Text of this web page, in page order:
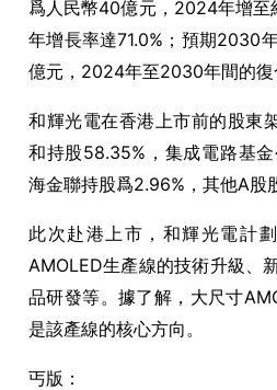
爲人民幣40億元， 2024年增至
年增長率達71.0% ；預期2030
億元， 2024年至2030年間的
和輝光電在香港上市前的股東
和持股58.35%， 集成電路基
海金聯持股爲2.96%， 其他A股
此次赴港上市，和輝光電計
AMOLED生產線的技術升級、
品研發等。 據了解， 大尺寸
是該產線的核心方向。
丐版：